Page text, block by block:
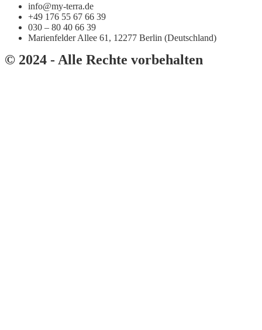
info@my-terra.de
+49 176 55 67 66 39
030 – 80 40 66 39
Marienfelder Allee 61, 12277 Berlin (Deutschland)
© 2024 - Alle Rechte vorbehalten